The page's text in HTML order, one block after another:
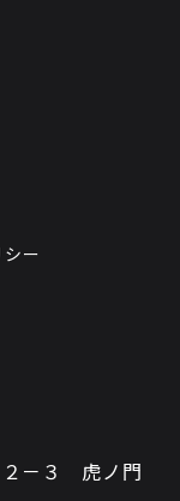
ー
－３ 虎ノ門